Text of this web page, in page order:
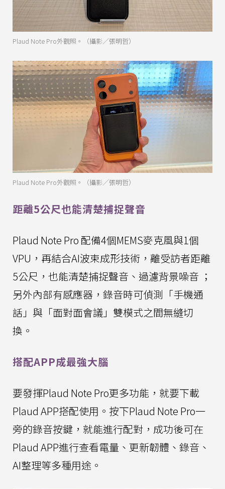
Plaud Note Pro外觀照。（攝影／張明哲）
Plaud Note Pro外觀照。（攝影／張明哲）
距離5公尺也能清楚捕捉聲音
Plaud Note Pro 配備4個MEMS麥克風與1個
VPU，再結合AI波束成形技術，離受訪者距離
5公尺，也能清楚捕捉聲音、過濾背景噪音 ；
另外內部有感應器，錄音時可偵測「手機通
話」與「面對面會議」雙模式之間無縫切
換。
搭配APP成最強大腦
要發揮Plaud Note Pro更多功能，就要下載
Plaud APP搭配使用。按下Plaud Note Pro一
旁的錄音按鍵，就能進行配對，成功後可在
Plaud APP進行查看電量、更新韌體、錄音、
AI整理等多種用途。